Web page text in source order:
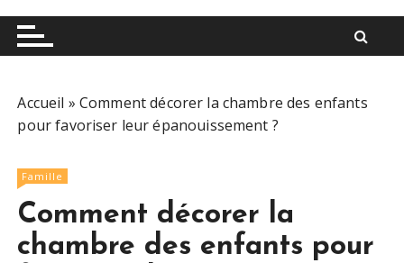
Accueil » Comment décorer la chambre des enfants
pour favoriser leur épanouissement ?
Famille
Comment décorer la
chambre des enfants pour